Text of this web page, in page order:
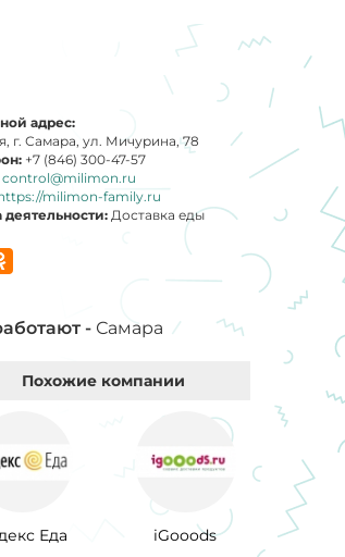
адрес:
г. Самара, ул. Мичурина, 78
+7 (846) 300-47-57
control@milimon.ru
milimon-family.ru
Доставка еды
- Самара
Похожие компании
Еда iGooods